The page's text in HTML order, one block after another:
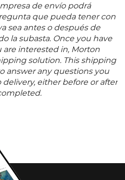
de envío podrá
que pueda tener con
sea antes o después de
la subasta. Once you have
are interested in, Morton
solution. This shipping
answer any questions you
delivery, either before or after